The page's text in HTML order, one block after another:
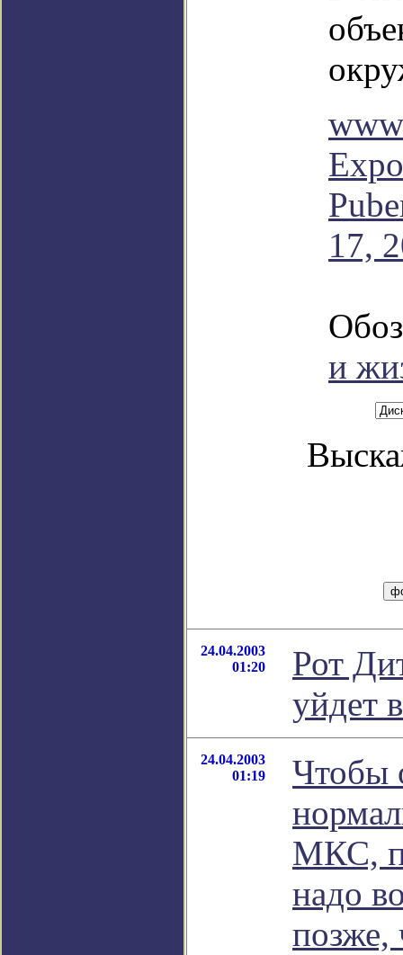
17,
и
24.04.2003
01:20
Рот
уйдет
24.04.2003
01:19
Чтобы
МКС,
надо
позже,